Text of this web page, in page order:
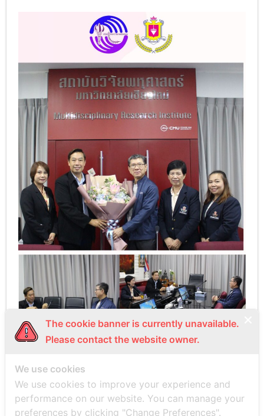
NEXT
The cookie banner is currently unavailable.
Please contact the website owner.
We use cookies
We use cookies to improve your experience and
performance on our website. You can manage your
preferences by clicking "Change Preferences".